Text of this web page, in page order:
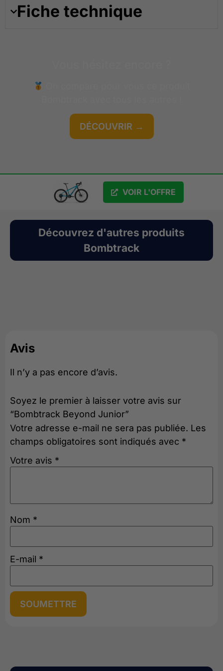
Fiche technique
DÉCOUVRIR →
GRATUIT VOIR L'OFFRE
Découvrez d'autres produits
Bombtrack
Avis
Il n’y a pas encore d’avis.
Soyez le premier à laisser votre avis sur
“Bombtrack Beyond Junior”
Votre adresse e-mail ne sera pas publiée. Les
champs obligatoires sont indiqués avec *
Votre avis *
Nom *
E-mail *